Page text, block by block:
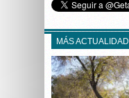
MÁS ACTUALIDAD